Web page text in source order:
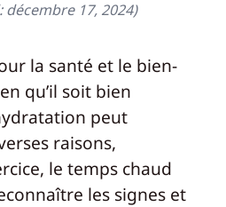
décembre 17, 2024)
la santé et le bien-
qu’il soit bien
peut
raisons,
le temps chaud
les signes et